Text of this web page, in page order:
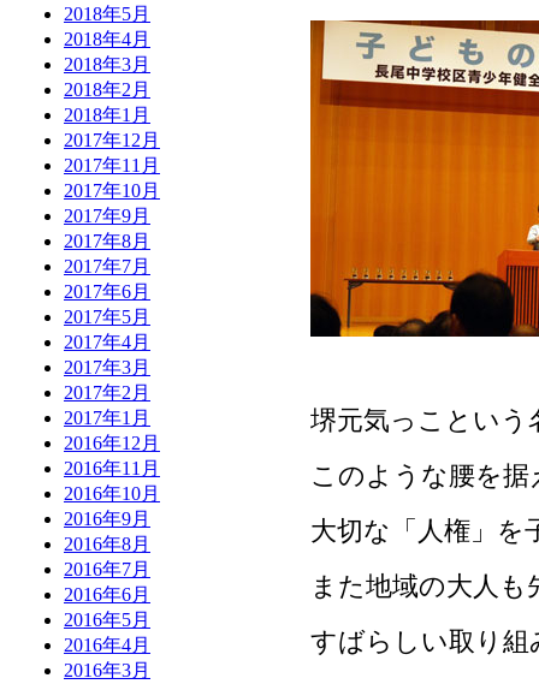
2018年5月
2018年4月
2018年3月
2018年2月
2018年1月
2017年12月
2017年11月
2017年10月
2017年9月
2017年8月
2017年7月
2017年6月
2017年5月
2017年4月
2017年3月
2017年2月
2017年1月
2016年12月
2016年11月
2016年10月
2016年9月
2016年8月
2016年7月
2016年6月
2016年5月
2016年4月
2016年3月
堺元気っこという
このような腰を
大切な「人権」を
また地域の大人
すばらしい取り組